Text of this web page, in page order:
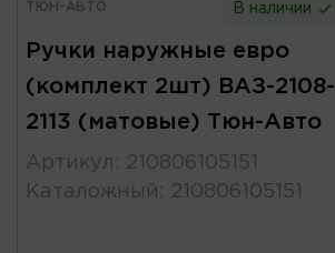
ТЮН-АВТО В наличии
Ручки наружные евро
(комплект 2шт) ВАЗ-2108-
2113 (матовые) Тюн-Авто
Артикул : 210806105151
Каталожный : 210806105151